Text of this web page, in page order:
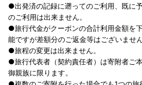
●出発済の記録に遡ってのご利用、既に
のご利用は出来ません。
●旅行代金がクーポンの合計利用金額を
能ですが差額分のご返金等はございません
●旅程の変更は出来ません。
●旅行代表者（契約責任者）は寄附者ご
御親族に限ります。